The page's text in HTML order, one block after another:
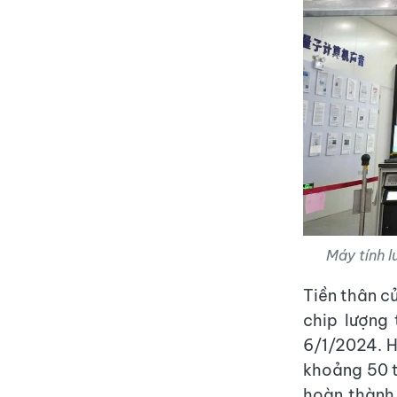
Máy tính
Tiền thân
chip lượng
6/1/2024.
khoảng 50